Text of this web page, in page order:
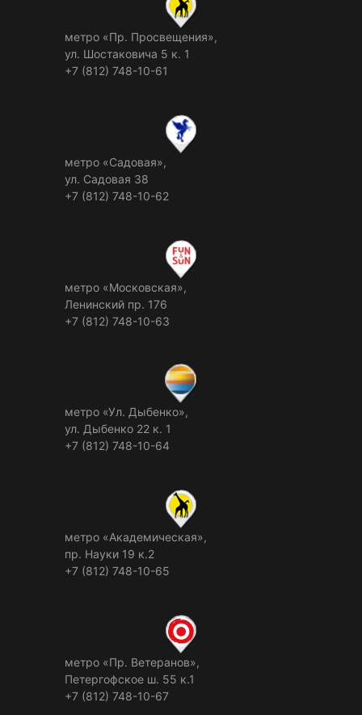
метро «Пр. Просвещения»,
ул. Шостаковича 5 к. 1
+7 (812) 748-10-61
метро «Садовая»,
ул. Садовая 38
+7 (812) 748-10-62
метро «Московская»,
Ленинский пр. 176
+7 (812) 748-10-63
метро «Ул. Дыбенко»,
ул. Дыбенко 22 к. 1
+7 (812) 748-10-64
метро «Академическая»,
пр. Науки 19 к.2
+7 (812) 748-10-65
метро «Пр. Ветеранов»,
Петергофское ш. 55 к.1
+7 (812) 748-10-67